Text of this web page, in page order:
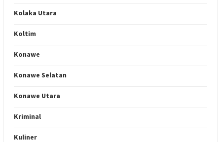
Kolaka Utara
Koltim
Konawe
Konawe Selatan
Konawe Utara
Kriminal
Kuliner